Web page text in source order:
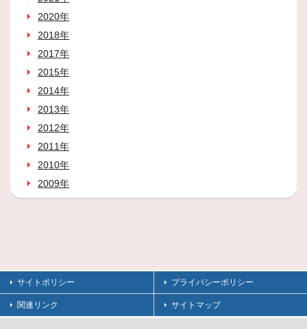
2020年
2018年
2017年
2015年
2014年
2013年
2012年
2011年
2010年
2009年
サイトポリシー プライバシーポリシー
関連リンク サイトマップ